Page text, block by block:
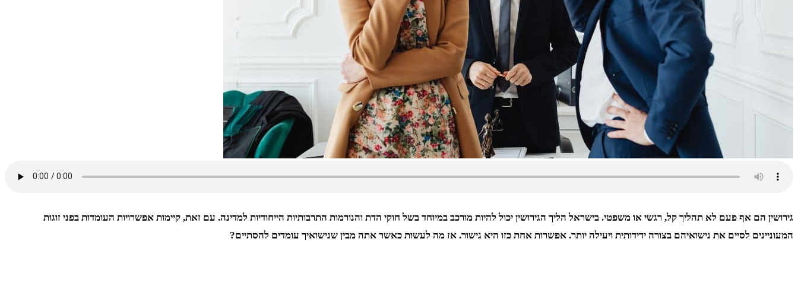
גירושין הם אף פעם לא תהליך קל, רגשי או משפטי. בישראל הליך הגירושין יכול להיות מורכב במיוחד בשל חוקי הדת והנורמות התרבותיות הייחודיות למדינה. עם זאת, קיימות אפשרויות העומדות בפני זוגות
המעוניינים לסיים את נישואיהם בצורה ידידותית ויעילה יותר. אפשרות אחת כזו היא גישור. אז מה לעשות כאשר אתה מבין שנישואיך עומדים להסתיים?